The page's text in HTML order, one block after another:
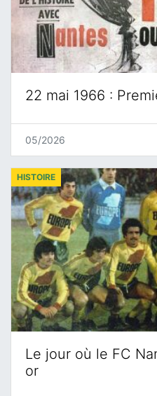
22 mai 1966 :
05/2026
Le jour où le FC
or
HISTOIRE